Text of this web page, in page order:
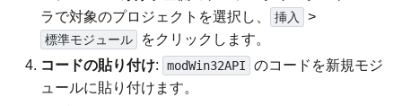
ラで対象のプロジェクトを選択し、
挿入 >
標準モジュール
をクリックします。
コードの貼り付け: modWin32API
のコードを新規モジ
ュールに貼り付けます。